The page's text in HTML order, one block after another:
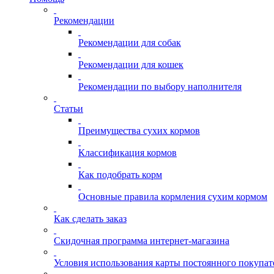
Рекомендации
Рекомендации для собак
Рекомендации для кошек
Рекомендации по выбору наполнителя
Статьи
Преимущества сухих кормов
Классификация кормов
Как подобрать корм
Основные правила кормления сухим кормом
Как сделать заказ
Скидочная программа интернет-магазина
Условия использования карты постоянного